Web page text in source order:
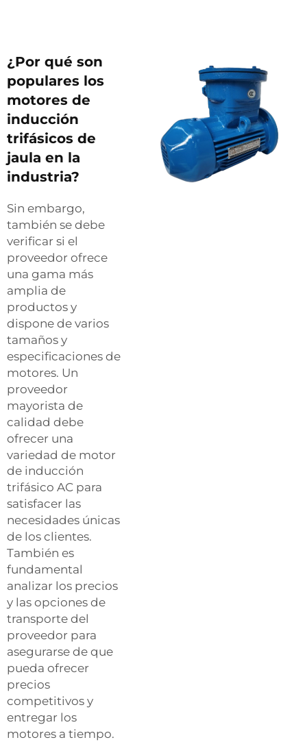
¿Por qué son
populares los
motores de
inducción
trifásicos de
jaula en la
industria?
Sin embargo,
también se debe
verificar si el
proveedor ofrece
una gama más
amplia de
productos y
dispone de varios
tamaños y
especificaciones de
motores. Un
proveedor
mayorista de
calidad debe
ofrecer una
variedad de motor
de inducción
trifásico AC para
satisfacer las
necesidades únicas
de los clientes.
También es
fundamental
analizar los precios
y las opciones de
transporte del
proveedor para
asegurarse de que
pueda ofrecer
precios
competitivos y
entregar los
motores a tiempo.